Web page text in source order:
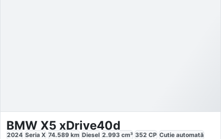
BMW X5 xDrive40d
2024 Seria X 74.589 km Diesel 2.993 cm³ 352 CP Cutie automată